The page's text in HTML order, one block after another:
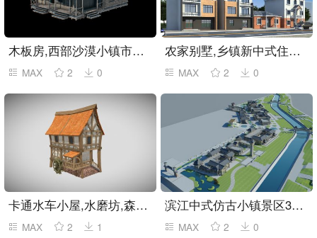
木板房,西部沙漠小镇市场,戈壁酒吧,中世纪商铺
MAX 2 0
农家别墅,乡镇新中式住房住宅
MAX 2 0
卡通水车小屋,水磨坊,森林木屋
MAX 2 1
滨江中式仿古小镇景区3dmax模型
MAX 2 0